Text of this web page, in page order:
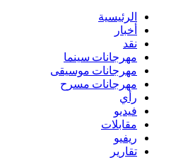
الرئيسية
أخبار
نقد
مهرجانات سينما
مهرجانات موسيقى
مهرجانات مسرح
رأي
فيديو
مقابلات
ريفيو
تقارير